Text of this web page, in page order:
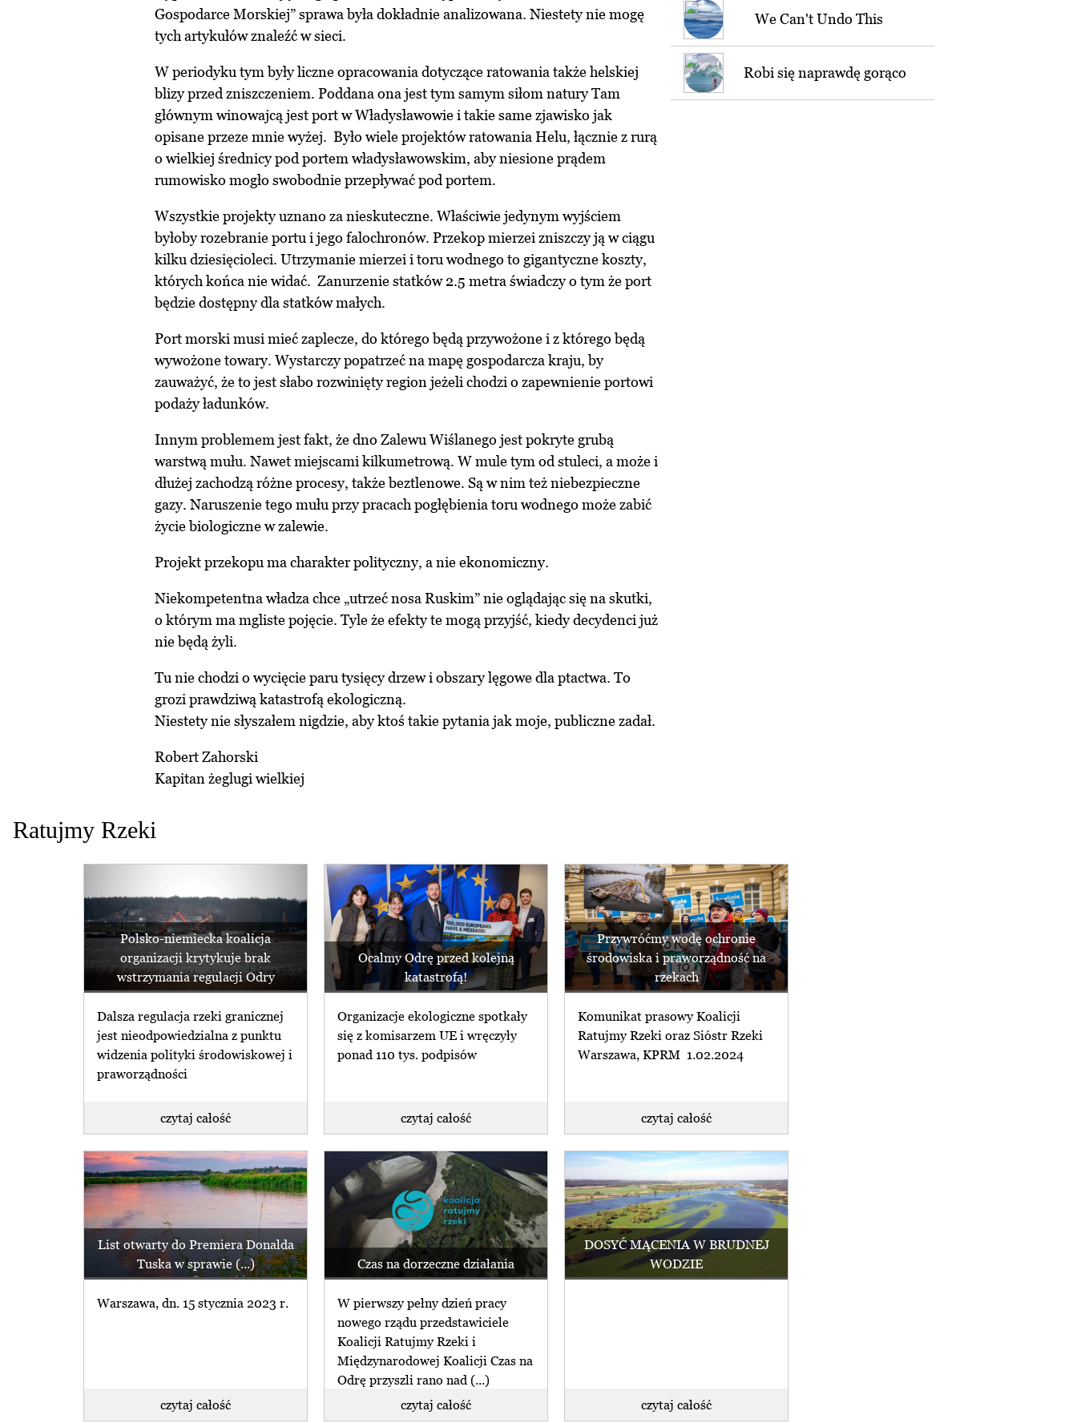
Gospodarce Morskiej” sprawa była dokładnie analizowana. Niestety nie mogę
tych artykułów znaleźć w sieci.
W periodyku tym były liczne opracowania dotyczące ratowania także helskiej
blizy przed zniszczeniem. Poddana ona jest tym samym siłom natury Tam
głównym winowajcą jest port w Władysławowie i takie same zjawisko jak
opisane przeze mnie wyżej. Było wiele projektów ratowania Helu, łącznie z rurą
o wielkiej średnicy pod portem władysławowskim, aby niesione prądem
rumowisko mogło swobodnie przepływać pod portem.
Wszystkie projekty uznano za nieskuteczne. Właściwie jedynym wyjściem
byłoby rozebranie portu i jego falochronów. Przekop mierzei zniszczy ją w ciągu
kilku dziesięcioleci. Utrzymanie mierzei i toru wodnego to gigantyczne koszty,
których końca nie widać. Zanurzenie statków 2.5 metra świadczy o tym że port
będzie dostępny dla statków małych.
Port morski musi mieć zaplecze, do którego będą przywożone i z którego będą
wywożone towary. Wystarczy popatrzeć na mapę gospodarcza kraju, by
zauważyć, że to jest słabo rozwinięty region jeżeli chodzi o zapewnienie portowi
podaży ładunków.
Innym problemem jest fakt, że dno Zalewu Wiślanego jest pokryte grubą
warstwą mułu. Nawet miejscami kilkumetrową. W mule tym od stuleci, a może i
dłużej zachodzą różne procesy, także beztlenowe. Są w nim też niebezpieczne
gazy. Naruszenie tego mułu przy pracach pogłębienia toru wodnego może zabić
życie biologiczne w zalewie.
Projekt przekopu ma charakter polityczny, a nie ekonomiczny.
Niekompetentna władza chce „utrzeć nosa Ruskim” nie oglądając się na skutki,
o którym ma mgliste pojęcie. Tyle że efekty te mogą przyjść, kiedy decydenci już
nie będą żyli.
Tu nie chodzi o wycięcie paru tysięcy drzew i obszary lęgowe dla ptactwa. To
grozi prawdziwą katastrofą ekologiczną.
Niestety nie słyszałem nigdzie, aby ktoś takie pytania jak moje, publiczne zadał.
Robert Zahorski
Kapitan żeglugi wielkiej
We Can't Undo This
Robi się naprawdę gorąco
Ratujmy Rzeki
Polsko-niemiecka koalicja
organizacji krytykuje brak
wstrzymania regulacji Odry
Dalsza regulacja rzeki granicznej
jest nieodpowiedzialna z punktu
widzenia polityki środowiskowej i
praworządności
czytaj całość
Ocalmy Odrę przed kolejną
katastrofą!
Organizacje ekologiczne spotkały
się z komisarzem UE i wręczyły
ponad 110 tys. podpisów
czytaj całość
Przywróćmy wodę ochronie
środowiska i praworządność na
rzekach
Komunikat prasowy Koalicji
Ratujmy Rzeki oraz Sióstr Rzeki
Warszawa, KPRM 1.02.2024
czytaj całość
List otwarty do Premiera Donalda
Tuska w sprawie (...)
Warszawa, dn. 15 stycznia 2023 r.
czytaj całość
Czas na dorzeczne działania
W pierwszy pełny dzień pracy
nowego rządu przedstawiciele
Koalicji Ratujmy Rzeki i
Międzynarodowej Koalicji Czas na
Odrę przyszli rano nad (...)
czytaj całość
DOSYĆ MĄCENIA W BRUDNEJ
WODZIE
czytaj całość